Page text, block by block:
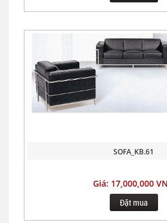
SOFA_KB.61
Giá: 17,000,000
Đặt mua